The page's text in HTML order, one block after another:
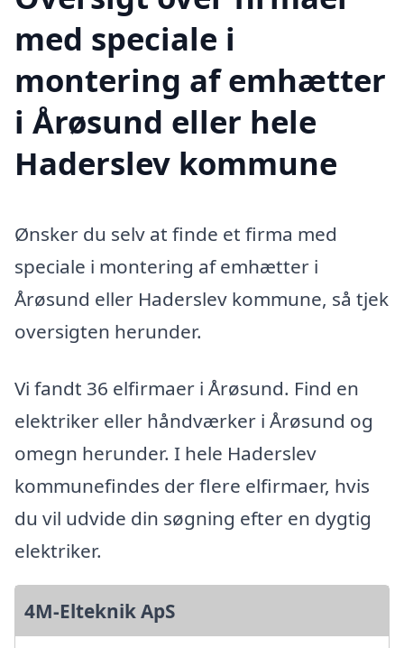
med speciale i
montering af emhætter
i Årøsund eller hele
Haderslev kommune
Ønsker du selv at finde et firma med
speciale i montering af emhætter i
Årøsund eller Haderslev kommune, så tjek
oversigten herunder.
Vi fandt 36 elfirmaer i Årøsund. Find en
elektriker eller håndværker i Årøsund og
omegn herunder. I hele Haderslev
kommunefindes der flere elfirmaer, hvis
du vil udvide din søgning efter en dygtig
elektriker.
4M-Elteknik ApS